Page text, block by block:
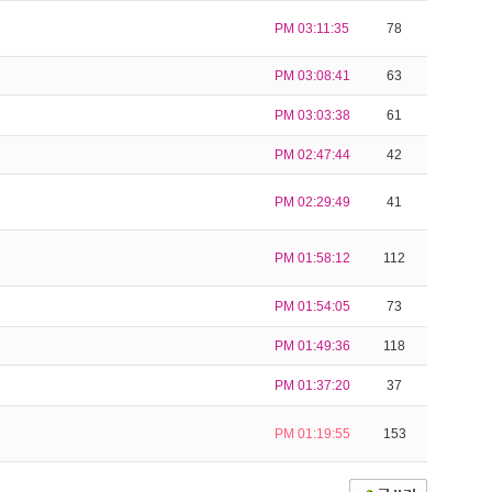
PM 03:11:35 78
PM 03:08:41 63
PM 03:03:38 61
PM 02:47:44 42
PM 02:29:49 41
PM 01:58:12 112
PM 01:54:05 73
PM 01:49:36 118
PM 01:37:20 37
PM 01:19:55 153